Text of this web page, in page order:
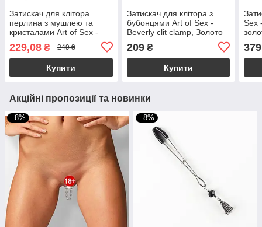
Затискач для клітора
перлина з мушлею та
кристалами Art of Sex -
Margie clit clamp, Срібло
229,08 ₴ 249 ₴
Купити
Затискач для клітора з
бубонцями Art of Sex -
Beverly clit clamp, Золото
209₴
Купити
Sex
379
Акційні пропозиції та новинки
–8% –8%